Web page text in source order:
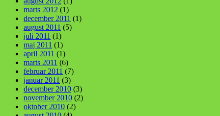
marts 2012 (1)
december 2011 (1)
august 2011 (5)
juli 2011 (1)
maj 2011 (1)
april 2011 (1)
marts 2011 (6)
februar 2011 (7)
januar 2011 (3)
december 2010 (3)
november 2010 (2)
oktober 2010 (2)